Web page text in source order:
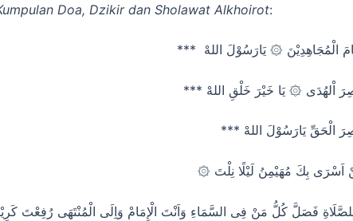
Doa, Dzikir dan Sholawat Alkhoirot:
الْمُجَاهِدِيْنَ ۞ يَارَسُوْلَ اللهْ
اْلهُدَى ۞ يَا خَيْرَ خَلْقِ اللهْ
الْحَقِّ يَارَسُوْلَ اللهْ
اَسْرَى بِكَ مُهَيْمِنُ لَيْلًا نِلْتَ
لِلصَّلَاةِ فَصَلَّ كُلُّ مَنْ فِى السَّمَاءِ وَاَنْتَ الْإِمَامْ وَاِلَى الْمُنْتَهَى رُفِعْتَ